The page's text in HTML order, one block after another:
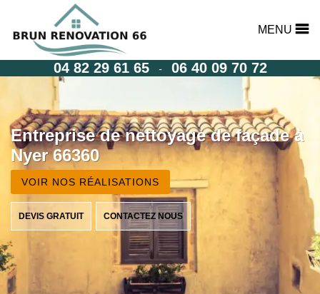
MENU
04 82 29 61 65 - 06 40 09 70 72
Entreprise de nettoyage de façade à
Nyer 66360
VOIR NOS RÉALISATIONS
DEVIS GRATUIT CONTACTEZ NOUS